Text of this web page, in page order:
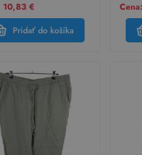
10,83 €
Pridať do košíka